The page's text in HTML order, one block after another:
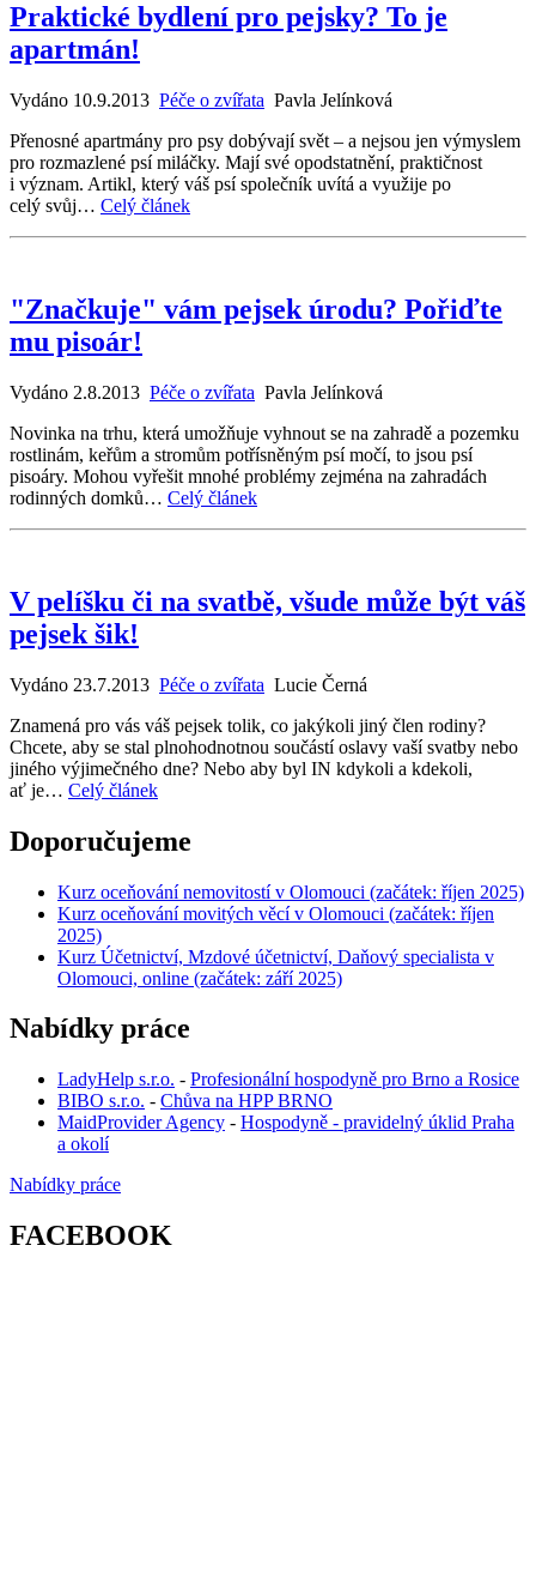
Praktické bydlení pro pejsky? To je
apartmán!
Vydáno 10.9.2013 Péče o zvířata Pavla Jelínková
Přenosné apartmány pro psy dobývají svět – a nejsou jen výmyslem
pro rozmazlené psí miláčky. Mají své opodstatnění, praktičnost
i význam. Artikl, který váš psí společník uvítá a využije po
celý svůj… Celý článek
"Značkuje" vám pejsek úrodu? Pořiďte
mu pisoár!
Vydáno 2.8.2013 Péče o zvířata Pavla Jelínková
Novinka na trhu, která umožňuje vyhnout se na zahradě a pozemku
rostlinám, keřům a stromům potřísněným psí močí, to jsou psí
pisoáry. Mohou vyřešit mnohé problémy zejména na zahradách
rodinných domků… Celý článek
V pelíšku či na svatbě, všude může být váš
pejsek šik!
Vydáno 23.7.2013 Péče o zvířata Lucie Černá
Znamená pro vás váš pejsek tolik, co jakýkoli jiný člen rodiny?
Chcete, aby se stal plnohodnotnou součástí oslavy vaší svatby nebo
jiného výjimečného dne? Nebo aby byl IN kdykoli a kdekoli,
ať je… Celý článek
Doporučujeme
Kurz oceňování nemovitostí v Olomouci (začátek: říjen 2025)
Kurz oceňování movitých věcí v Olomouci (začátek: říjen
2025)
Kurz Účetnictví, Mzdové účetnictví, Daňový specialista v
Olomouci, online (začátek: září 2025)
Nabídky práce
LadyHelp s.r.o. - Profesionální hospodyně pro Brno a Rosice
BIBO s.r.o. - Chůva na HPP BRNO
MaidProvider Agency - Hospodyně - pravidelný úklid Praha
a okolí
Nabídky práce
FACEBOOK